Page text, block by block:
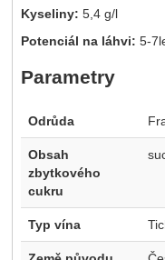
Kyseliny: 5,4 g/l
Potenciál na láhvi: 5-
Parametry
Odrůda
Obsah
zbytkového
cukru
Typ vína